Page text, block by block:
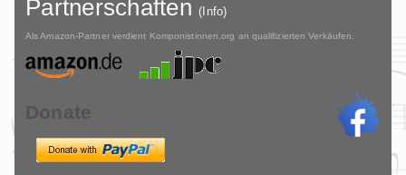
Partnerschaften(Info)
Als Amazon-Partner verdient Komponistinnen.org an qualifizierten Verkäufen.
Donate